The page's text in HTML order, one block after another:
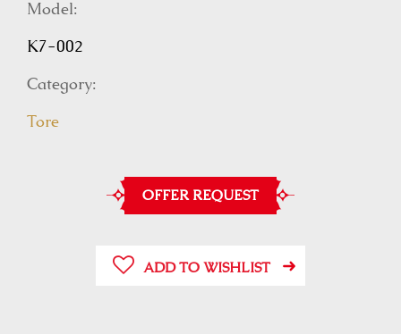
Model:
K7-002
Category:
Tore
OFFER REQUEST
ADD TO WISHLIST